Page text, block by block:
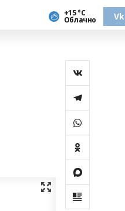
+15 °С
Облачно Vk